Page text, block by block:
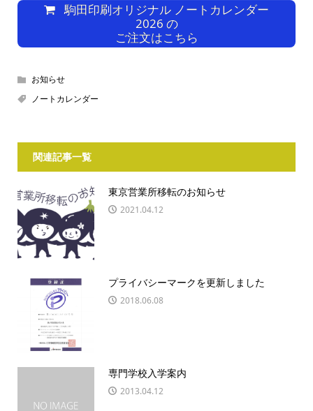
駒田印刷オリジナル ノートカレンダー
2026 の
ご注文はこちら
お知らせ
ノートカレンダー
関連記事一覧
東京営業所移転のお知らせ
2021.04.12
プライバシーマークを更新しました
2018.06.08
専門学校入学案内
2013.04.12